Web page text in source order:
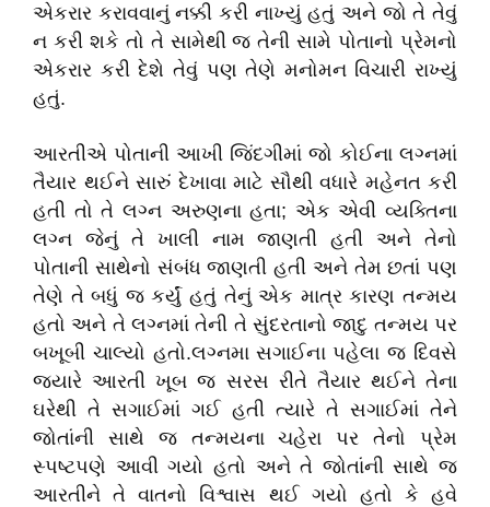
એકરાર કરાવવાનું નક્કી કરી નાખ્યું હતું અને જો તે તેવું
ન કરી શકે તો તે સામેથી જ તેની સામે પોતાનો પ્રેમનો
એકરાર કરી દેશે તેવું પણ તેણે મનોમન વિચારી રાખ્યું
હતું.
આરતીએ પોતાની આખી જિંદગીમાં જો કોઈના લગ્નમાં
તૈયાર થઈને સારું દેખાવા માટે સૌથી વધારે મહેનત કરી
હતી તો તે લગ્ન અરુણના હતા; એક એવી વ્યક્તિના
લગ્ન જેનું તે ખાલી નામ જાણતી હતી અને તેનો
પોતાની સાથેનો સંબંધ જાણતી હતી અને તેમ છતાં પણ
તેણે તે બધું જ કર્યું હતું તેનું એક માત્ર કારણ તન્મય
હતો અને તે લગ્નમાં તેની તે સુંદરતાનો જાદુ તન્મય પર
બખૂબી ચાલ્યો હતો.લગ્નમા સગાઈના પહેલા જ દિવસે
જ્યારે આરતી ખૂબ જ સરસ રીતે તૈયાર થઈને તેના
ઘરેથી તે સગાઈમાં ગઈ હતી ત્યારે તે સગાઈમાં તેને
જોતાંની સાથે જ તન્મયના ચહેરા પર તેનો પ્રેમ
સ્પષ્ટપણે આવી ગયો હતો અને તે જોતાંની સાથે જ
આરતીને તે વાતનો વિશ્વાસ થઈ ગયો હતો કે હવે